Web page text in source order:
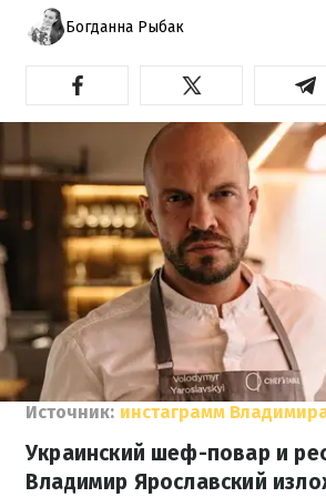
Богданна Рыбак
Источник: инстаграмм
Украинский шеф-повар и
Владимир Ярославский